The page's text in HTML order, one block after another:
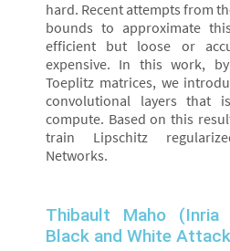
hard. Recent attempts from
bounds to approximate
efficient but loose or
expensive. In this work,
Toeplitz matrices, we
convolutional layers that
compute. Based on this
train Lipschitz
Networks.
Thibault Maho (Inria
Black and White